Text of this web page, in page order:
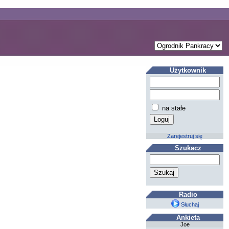
Użytkownik
na stałe
Zarejestruj się
Szukacz
Radio
Słuchaj
Ankieta
Joe